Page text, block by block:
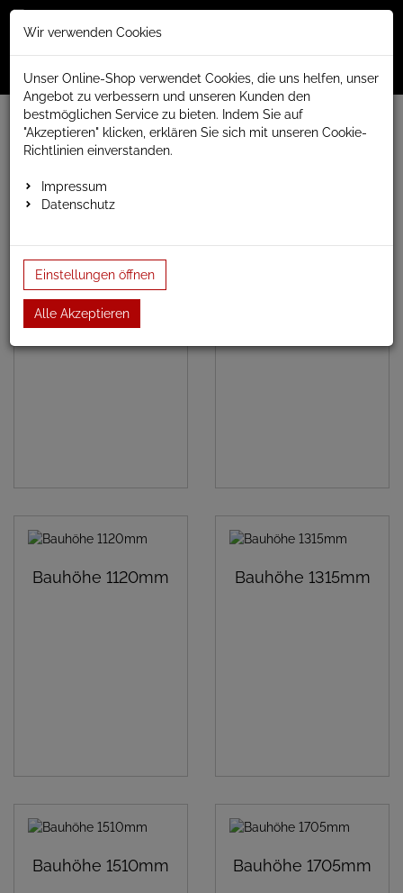
Menü
www.anapont.eu
elektrischer Badheizkörper
MAGMA Handtuchheizkörper elektrisch
Baubreite 600mm
Bauhöhe 730mm
Bauhöhe 1120mm Bauhöhe 1315mm
Bauhöhe 1510mm Bauhöhe 1705mm
Wir verwenden Cookies
Unser Online-Shop verwendet Cookies, die uns helfen, unser
Angebot zu verbessern und unseren Kunden den
bestmöglichen Service zu bieten. Indem Sie auf
"Akzeptieren" klicken, erklären Sie sich mit unseren Cookie-
Richtlinien einverstanden.
Impressum
Datenschutz
Einstellungen öffnen
Alle Akzeptieren